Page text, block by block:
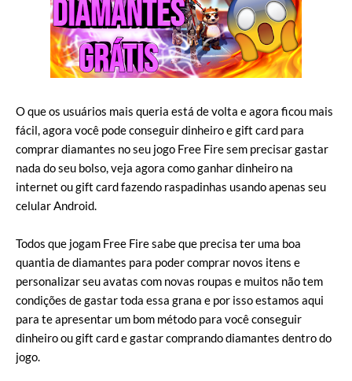
O que os usuários mais queria está de volta e agora ficou mais
fácil, agora você pode conseguir dinheiro e gift card para
comprar diamantes no seu jogo Free Fire sem precisar gastar
nada do seu bolso, veja agora como ganhar dinheiro na
internet ou gift card fazendo raspadinhas usando apenas seu
celular Android.
Todos que jogam Free Fire sabe que precisa ter uma boa
quantia de diamantes para poder comprar novos itens e
personalizar seu avatas com novas roupas e muitos não tem
condições de gastar toda essa grana e por isso estamos aqui
para te apresentar um bom método para você conseguir
dinheiro ou gift card e gastar comprando diamantes dentro do
jogo.